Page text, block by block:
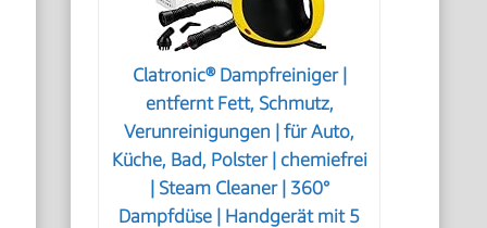
Clatronic® Dampfreiniger |
entfernt Fett, Schmutz,
Verunreinigungen | für Auto,
Küche, Bad, Polster | chemiefrei
| Steam Cleaner | 360°
Dampfdüse | Handgerät mit 5